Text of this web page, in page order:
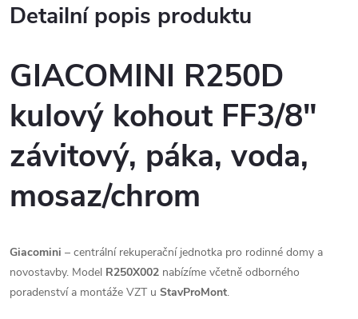
Detailní popis produktu
GIACOMINI R250D
kulový kohout FF3/8"
závitový, páka, voda,
mosaz/chrom
Giacomini – centrální rekuperační jednotka pro rodinné domy a
novostavby. Model R250X002 nabízíme včetně odborného
poradenství a montáže VZT u StavProMont.